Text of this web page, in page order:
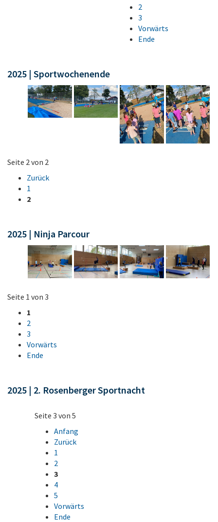
2
3
Vorwärts
Ende
2025 | Sportwochenende
Seite 2 von 2
Zurück
1
2
2025 | Ninja Parcour
Seite 1 von 3
1
2
3
Vorwärts
Ende
2025 | 2. Rosenberger Sportnacht
Seite 3 von 5
Anfang
Zurück
1
2
3
4
5
Vorwärts
Ende